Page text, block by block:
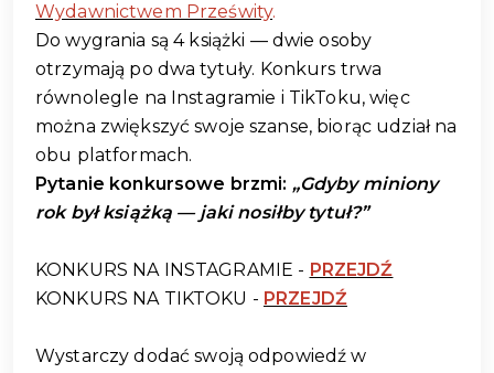
Wydawnictwem Prześwity.
Do wygrania są 4 książki — dwie osoby
otrzymają po dwa tytuły. Konkurs trwa
równolegle na Instagramie i TikToku, więc
można zwiększyć swoje szanse, biorąc udział na
obu platformach.
Pytanie konkursowe brzmi: „Gdyby miniony
rok był książką — jaki nosiłby tytuł?”
KONKURS NA INSTAGRAMIE - PRZEJDŹ
KONKURS NA TIKTOKU - PRZEJDŹ
Wystarczy dodać swoją odpowiedź w